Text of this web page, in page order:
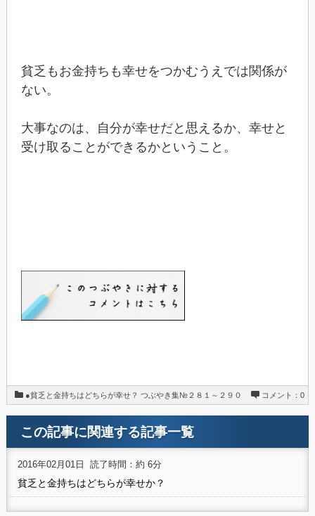
貧乏もお金持ちも幸せをつかむうえでは関係が
ない。
大事なのは、自分が幸せだと思えるか、幸せと
受け取ることができるかということ。
●貧乏と金持ちはどちらが幸せ？ つぶやき集№２８１～２９０ コメント：0
この記事に関連する記事一覧
2016年02月01日 読了時間：約 6分
貧乏と金持ちはどちらが幸せか？